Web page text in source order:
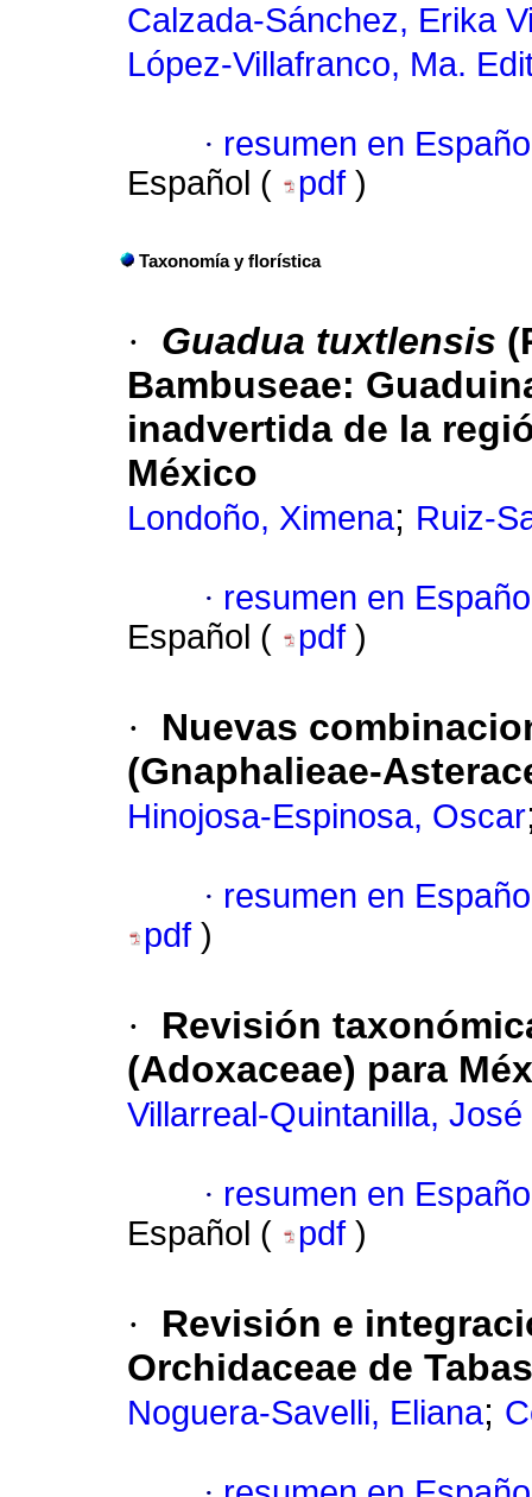
Calzada-Sánchez, Erika
López-Villafranco, Ma.
· resumen en
Español (
pdf )
Taxonomía y florística
· Guadua tuxtlensis
Bambuseae:
inadvertida de la
México
Londoño, Ximena; Ruiz-
· resumen en
Español (
pdf )
·
Nuevas
(Gnaphalieae-
Hinojosa-Espinosa, Oscar
· resumen en
pdf )
·
Revisión
(Adoxaceae) para
Villarreal-Quintanilla, José
· resumen en
Español (
pdf )
·
Revisión e
Orchidaceae de
Noguera-Savelli, Eliana;